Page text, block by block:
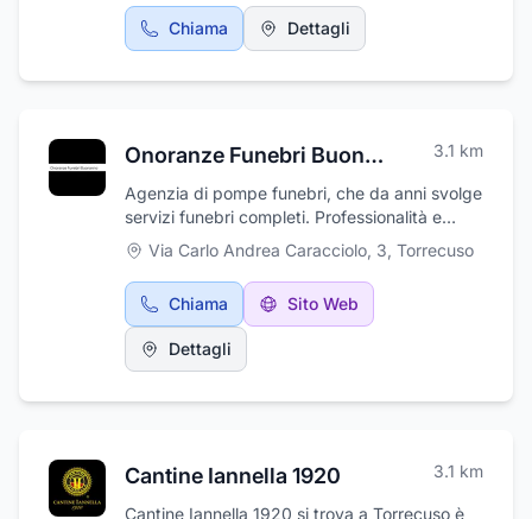
completo e lo staff qualificato, pronto per
accompagnare il cliente in questo triste
pratiche cimiteriali, sollevandoti da qualsiasi
Chiama Dettagli
Onoranze Funebri Buonanno 3.1 km
Agenzia di pompe funebri, che da anni svolge
servizi funebri completi. Professionalità e
discrezione sono le irrinunciabili prerogative
dell'agenzia, che svolge in prima persona
ogni mansione realtiva all'organizzazione e
alla gestione del rito funebre, in modo da
garantire ai propri clienti la massima
tranquillità in un momento così delicato com'è
qualificato, oltre che sempre in divisa nei
Via Carlo Andrea Caracciolo, 3, Torrecuso
Chiama Sito Web
Dettagli
Cantine Iannella 1920 3.1 km
Cantine Iannella 1920 si trova a Torrecuso è